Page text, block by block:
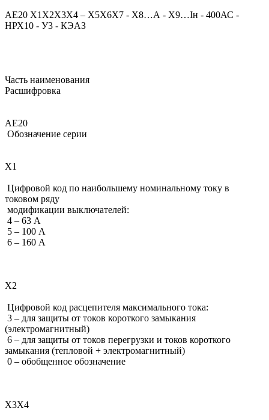
АЕ20 Х1Х2Х3Х4 – Х5Х6Х7 - Х8…А - Х9…Iн - 400АС -
НРХ10 - У3 - КЭАЗ
Часть наименования
Расшифровка
АЕ20
Обозначение серии
Х1
Цифровой код по наибольшему номинальному току в
токовом ряду
модификации выключателей:
4 – 63 А
5 – 100 А
6 – 160 А
Х2
Цифровой код расцепителя максимального тока:
3 – для защиты от токов короткого замыкания
(электромагнитный)
6 – для защиты от токов перегрузки и токов короткого
замыкания (тепловой + электромагнитный)
0 – обобщенное обозначение
Х3Х4